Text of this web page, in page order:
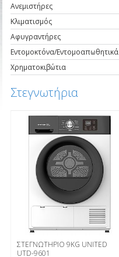
Ανεμιστήρες
Κλιματισμός
Αφυγραντήρες
Εντομοκτόνα/Εντομοαπωθητικά
Χρηματοκιβώτια
Στεγνωτήρια
ΣΤΕΓΝΩΤΗΡΙΟ 9ΚG UNITED
UTD-9601